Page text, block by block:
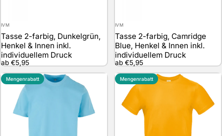
Anbieter:
IVM
Tasse 2-farbig, Dunkelgrün,
Henkel & Innen inkl.
individuellem Druck
ab €5,95
Anbieter:
IVM
Tasse 2-farbig, Camridge
Blue, Henkel & Innen inkl.
individuellem Druck
ab €5,95
Mengenrabatt Mengenrabatt